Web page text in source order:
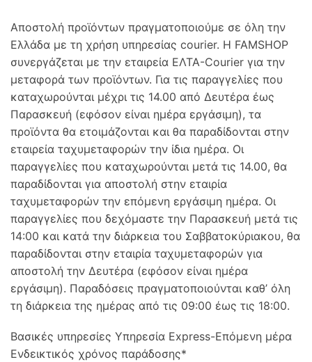
Αποστολή προϊόντων πραγματοποιούμε σε όλη την
Ελλάδα με τη χρήση υπηρεσίας courier. Η FAMSHOP
συνεργάζεται με την εταιρεία ΕΛΤΑ-Courier για την
μεταφορά των προϊόντων. Για τις παραγγελίες που
καταχωρούνται μέχρι τις 14.00 από Δευτέρα έως
Παρασκευή (εφόσον είναι ημέρα εργάσιμη), τα
προϊόντα θα ετοιμάζονται και θα παραδίδονται στην
εταιρεία ταχυμεταφορών την ίδια ημέρα. Οι
παραγγελίες που καταχωρούνται μετά τις 14.00, θα
παραδίδονται για αποστολή στην εταιρία
ταχυμεταφορών την επόμενη εργάσιμη ημέρα. Οι
παραγγελίες που δεχόμαστε την Παρασκευή μετά τις
14:00 και κατά την διάρκεια του Σαββατοκύριακου, θα
παραδίδονται στην εταιρία ταχυμεταφορών για
αποστολή την Δευτέρα (εφόσον είναι ημέρα
εργάσιμη). Παραδόσεις πραγματοποιούνται καθ’ όλη
τη διάρκεια της ημέρας από τις 09:00 έως τις 18:00.
Βασικές υπηρεσίες Υπηρεσία Express-Επόμενη μέρα
Ενδεικτικός χρόνος παράδοσης*